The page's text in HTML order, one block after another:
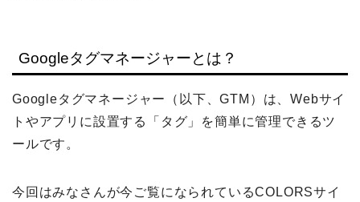
Googleタグマネージャーとは？
Googleタグマネージャー（以下、GTM）は、Webサイ
トやアプリに設置する「タグ」を簡単に管理できるツ
ールです。
今回はみなさんが今ご覧になられているCOLORSサイ